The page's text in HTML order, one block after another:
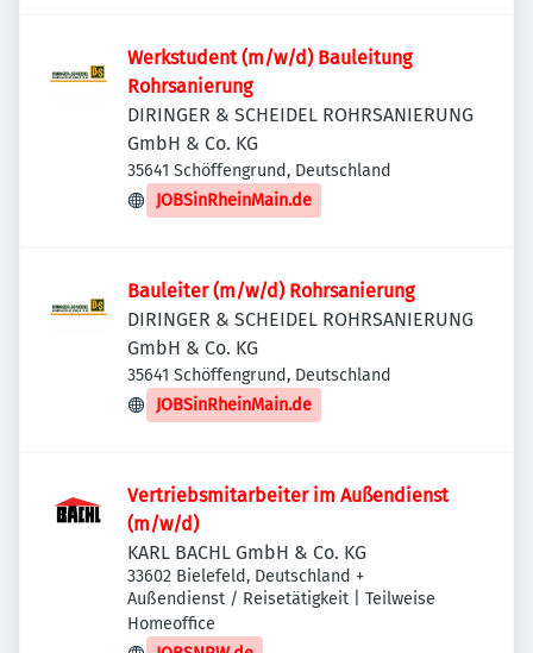
Werkstudent (m/w/d) Bauleitung
Rohrsanierung
DIRINGER & SCHEIDEL ROHRSANIERUNG
GmbH & Co. KG
35641 Schöffengrund, Deutschland
JOBSinRheinMain.de
Bauleiter (m/w/d) Rohrsanierung
DIRINGER & SCHEIDEL ROHRSANIERUNG
GmbH & Co. KG
35641 Schöffengrund, Deutschland
JOBSinRheinMain.de
Vertriebsmitarbeiter im Außendienst
(m/w/d)
KARL BACHL GmbH & Co. KG
33602 Bielefeld, Deutschland +
Außendienst / Reisetätigkeit | Teilweise
Homeoffice